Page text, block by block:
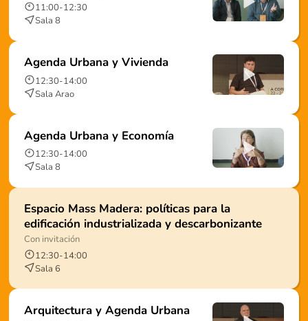
11:00-12:30
Sala 8
Agenda Urbana y Vivienda
12:30-14:00
Sala Arao
Agenda Urbana y Economía
12:30-14:00
Sala 8
Espacio Mass Madera: políticas para la
edificación industrializada y descarbonizante
Con invitación
12:30-14:00
Sala 6
Arquitectura y Agenda Urbana